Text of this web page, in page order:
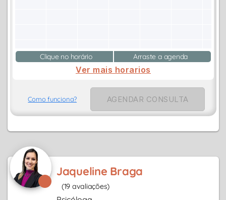
Clique no horário Arraste a agenda
Ver mais horarios
Como funciona? AGENDAR CONSULTA
Jaqueline Braga
(19 avaliações)